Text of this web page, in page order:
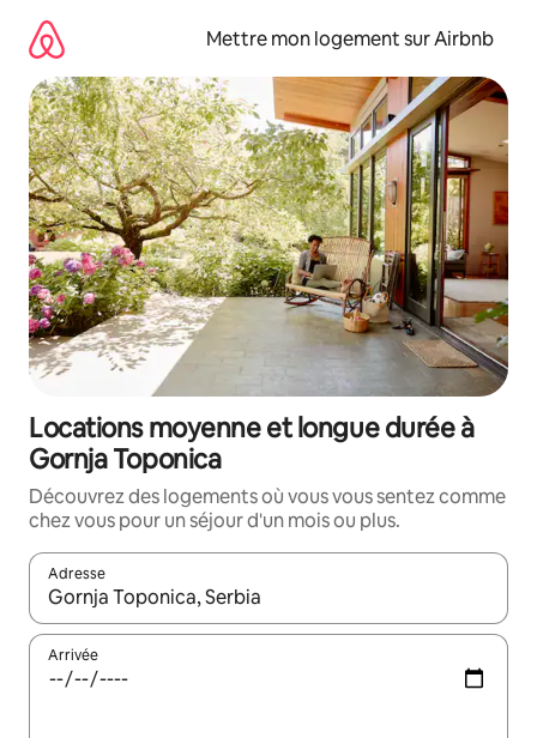
directement
contenu
Mettre mon logement sur Airbnb
Locations moyenne et longue durée à
Gornja Toponica
Découvrez des logements où vous vous sentez comme
chez vous pour un séjour d'un mois ou plus.
Adresse
Lorsque les résultats s'affichent, utilisez les flèches vers le
Arrivée